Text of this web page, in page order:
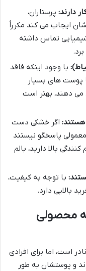
دارند: پرستاران،
ایجاب می کند مکرراً
تماس داشته
با وجود اینکه فاقد
پوست های بسیار
دهند، بهتر است
هستند: اگر خشکی دست
پاسخگو نیستند
بالا دارید، بالم
با توجه به کیفیت،
بالایی دارد.
محصولی
است، اما برای افرادی
و پوستشان به طور